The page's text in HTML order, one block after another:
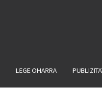
LEGE OHARRA